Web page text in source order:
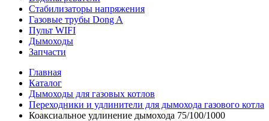
Стабилизаторы напряжения
Газовые трубы Dong A
Пульт WIFI
Дымоходы
Запчасти
Главная
Каталог
Дымоходы для газовых котлов
Переходники и удлинители для дымохода газового котла
Коаксиальное удлинение дымохода 75/100/1000